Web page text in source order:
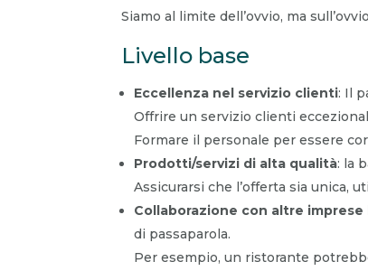
Siamo al limite dell’ovvio, ma
Livello base
Eccellenza nel servizio clienti: Il
Offrire un servizio clienti
Formare il personale per essere
Prodotti/servizi di alta qualità: la
Assicurarsi che l’offerta sia unica,
Collaborazione con altre imprese
di passaparola.
Per esempio, un ristorante